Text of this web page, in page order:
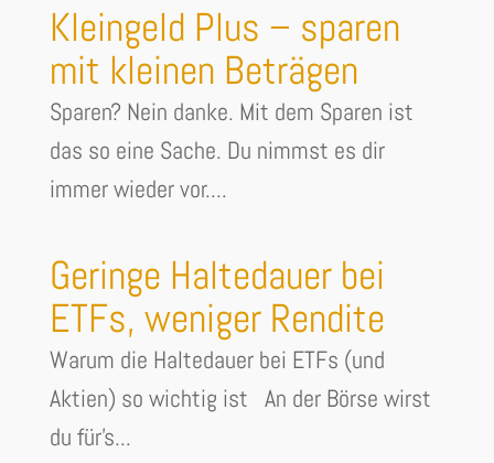
Kleingeld Plus – sparen
mit kleinen Beträgen
Sparen? Nein danke. Mit dem Sparen ist
das so eine Sache. Du nimmst es dir
immer wieder vor....
Geringe Haltedauer bei
ETFs, weniger Rendite
Warum die Haltedauer bei ETFs (und
Aktien) so wichtig ist An der Börse wirst
du für's...